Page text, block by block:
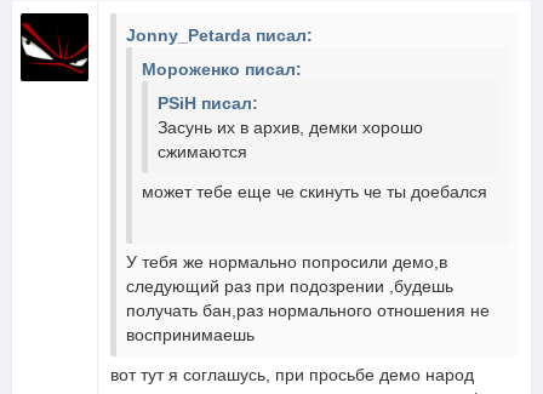
Jonny_Petarda писал:
Мороженко писал:
PSiH писал:
Засунь их в архив, демки хорошо
сжимаются
может тебе еще че скинуть че ты доебался
У тебя же нормально попросили демо,в
следующий раз при подозрении ,будешь
получать бан,раз нормального отношения не
воспринимаешь
вот тут я соглашусь, при просьбе демо народ